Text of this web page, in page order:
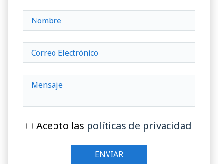
Acepto las políticas de privacidad